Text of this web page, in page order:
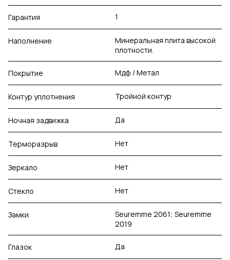
Гарантия 1
Наполнение
Минеральная плита высокой
плотности.
Покрытие Мдф / Метал
Контур уплотнения Тройной контур
Ночная задвижка Да
Терморазрыв Нет
Зеркало Нет
Стекло Нет
Замки
Seuremme 2061; Seuremme
2019
Глазок Да